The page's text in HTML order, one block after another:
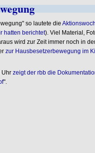
so lautete die
hatten berichtet). Viel Material,
wird zur Zeit immer noch in
zur Hausbesetzerbewegung im
Uhr zeigt der rbb die
".